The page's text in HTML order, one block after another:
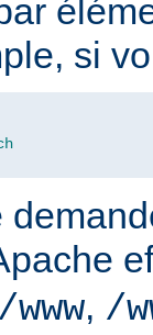
si
/www, /